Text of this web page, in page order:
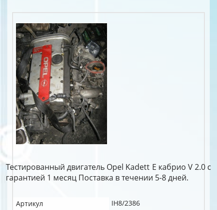
Тестированный двигатель Opel Kadett E кабрио V 2.0 c
гарантией 1 месяц Поставка в течении 5-8 дней.
Артикул
IH8/2386